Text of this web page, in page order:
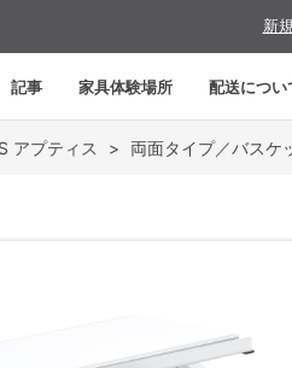
新
記事 家具体験場所 配送につい
アプティス > 両面タイプ／バスケ